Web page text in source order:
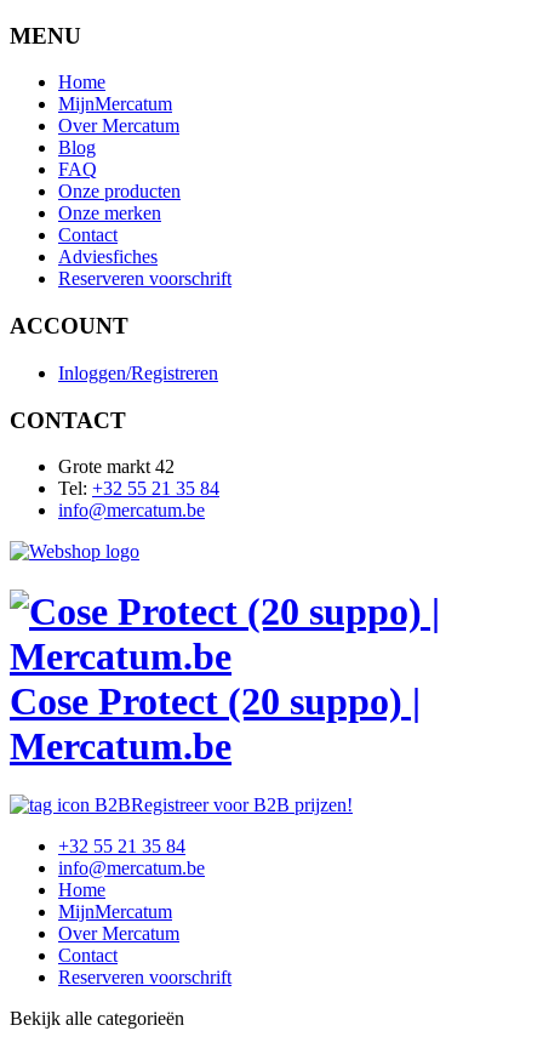
MENU
Home
MijnMercatum
Over Mercatum
Blog
FAQ
Onze producten
Onze merken
Contact
Adviesfiches
Reserveren voorschrift
ACCOUNT
Inloggen/Registreren
CONTACT
Grote markt 42
Tel: +32 55 21 35 84
info@mercatum.be
Cose Protect (20 suppo) |
Mercatum.be
Registreer voor B2B prijzen!
+32 55 21 35 84
info@mercatum.be
Home
MijnMercatum
Over Mercatum
Contact
Reserveren voorschrift
Bekijk alle categorieën